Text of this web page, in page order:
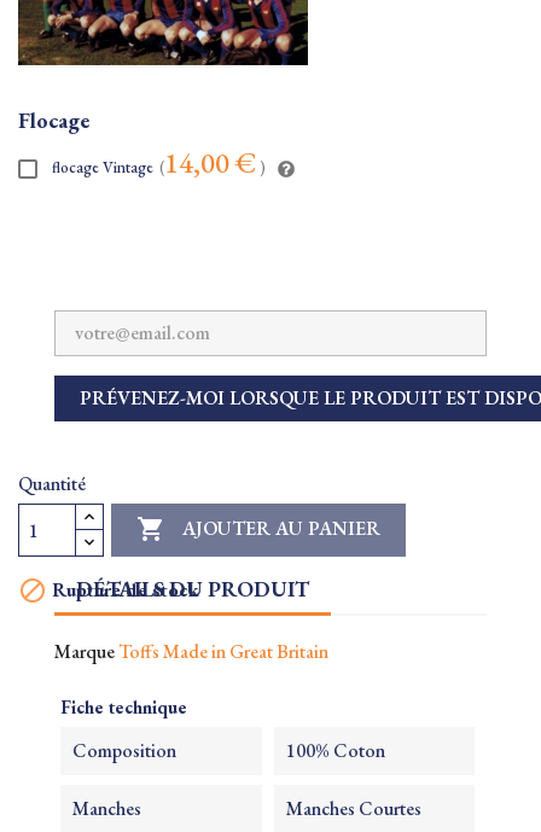
Flocage
flocage Vintage (14,00 € )
Quantité
 AJOUTER AU PANIER
 Rupture de stock
PRÉVENEZ-MOI LORSQUE LE PRODUIT EST
DÉTAILS DU PRODUIT
MarqueToffs Made in Great Britain
Fiche technique
Composition 100% Coton
Manches Manches Courtes